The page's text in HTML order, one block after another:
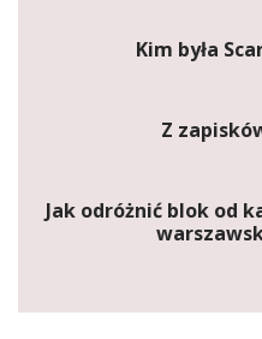
Kim była
Z
Jak odróżnić blok od